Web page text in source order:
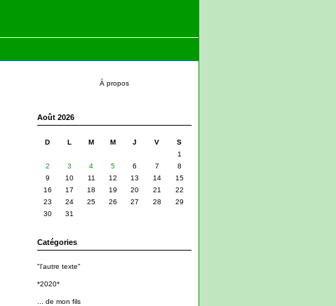
À propos
Août 2026
D L M M J V
S
1
2
3 4 5 6 7
8
9
10 11 12 13 14
15
16
17 18 19 20 21
22
23
24 25 26 27 28
29
30
31
Catégories
"l'autre texte"
*2020*
... de mon fils